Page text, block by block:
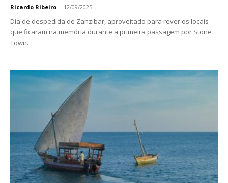
Ricardo Ribeiro - 12/09/2025
Dia de despedida de Zanzibar, aproveitado para rever os locais
que ficaram na memória durante a primeira passagem por Stone
Town.